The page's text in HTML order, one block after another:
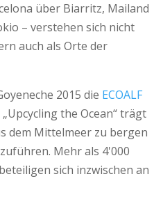
über Biarritz, Mailand
– verstehen sich nicht
auch als Orte der
2015 die ECOALF
the Ocean“ trägt
dem Mittelmeer zu bergen
Mehr als 4'000
sich inzwischen an